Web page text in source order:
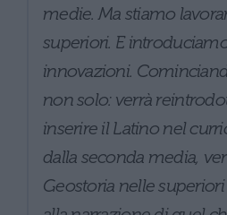
medie. Ma stiamo
superiori. E
innovazioni.
non solo: verrà
inserire il Latino nel
dalla seconda media,
Geostoria nelle